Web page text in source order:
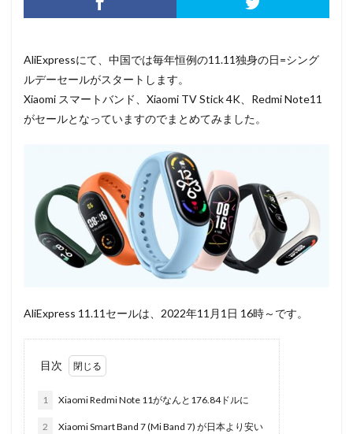
AliExpressにて、中国では毎年恒例の11.11独身の日=シング
ルデーセールがスタートします。
Xiaomi スマートバンド、Xiaomi TV Stick 4K、Redmi Note11
がセールとなっていますのでまとめてみました。
AliExpress 11.11セールは、2022年11月1日 16時～です。
目次
1 Xiaomi Redmi Note 11がなんと176.84ドルに
2 Xiaomi Smart Band 7 (Mi Band 7) が日本より安い